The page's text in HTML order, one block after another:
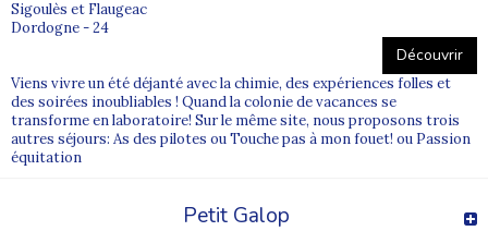
Sigoulès et Flaugeac
Dordogne - 24
Découvrir
Viens vivre un été déjanté avec la chimie, des expériences folles et
des soirées inoubliables ! Quand la colonie de vacances se
transforme en laboratoire! Sur le même site, nous proposons trois
autres séjours: As des pilotes ou Touche pas à mon fouet! ou Passion
équitation
Petit Galop